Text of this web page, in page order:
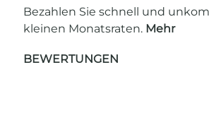
Bezahlen Sie schnell und
kleinen Monatsraten. Mehr
BEWERTUNGEN